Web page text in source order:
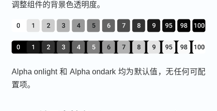
调整组件的背景色透明度。
Alpha onlight 和 Alpha ondark 均为默认值，无任何可配
置项。